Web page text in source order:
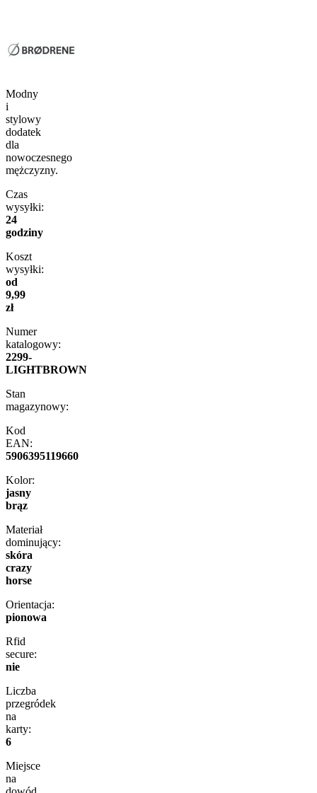
Modny
i
stylowy
dodatek
dla
nowoczesnego
mężczyzny.
Czas
wysyłki:
24
godziny
Koszt
wysyłki:
od
9,99
zł
Numer
katalogowy:
2299-
LIGHTBROWN
Stan
magazynowy:
Kod
EAN:
5906395119660
Kolor:
jasny
brąz
Materiał
dominujący:
skóra
crazy
horse
Orientacja:
pionowa
Rfid
secure:
nie
Liczba
przegródek
na
karty:
6
Miejsce
na